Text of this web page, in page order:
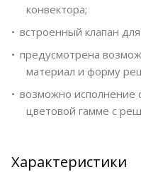
конвектора;
встроенный клапан для
предусмотрена
материал и форму
возможно исполнение
цветовой гамме с
Характеристики